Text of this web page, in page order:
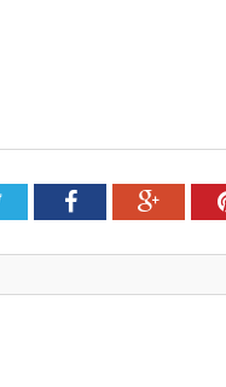
TwitterFacebook